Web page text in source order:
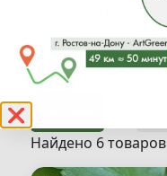
❌
Мучинистая
(2)
С
промежуточная
(1)
Раскрыть весь список
Найдено 6 товаров